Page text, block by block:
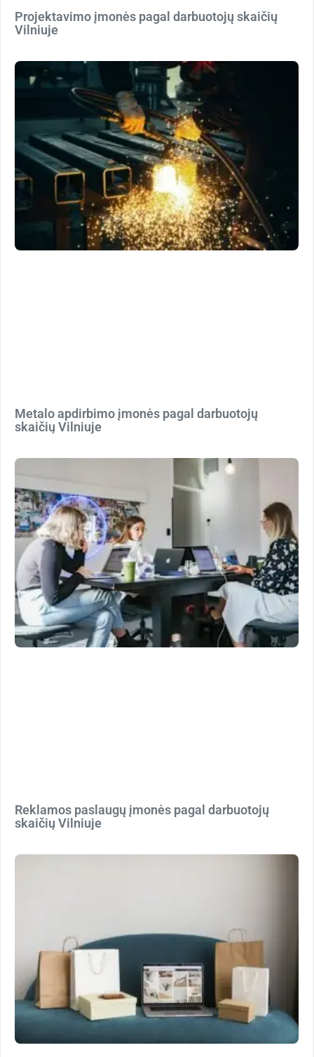
Projektavimo įmonės pagal darbuotojų skaičių
Vilniuje
Metalo apdirbimo įmonės pagal darbuotojų
skaičių Vilniuje
Reklamos paslaugų įmonės pagal darbuotojų
skaičių Vilniuje